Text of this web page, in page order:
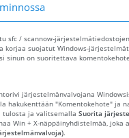
sfc / scannow-
korjaa suojatut Windows-
sinun on suoritettava komentokehote
järjestelmänvalvojana
hakukenttään "Komentokehote" ja
tulosta ja valitsemalla Suorita
Win + X-näppäinyhdistelmää, joka
.